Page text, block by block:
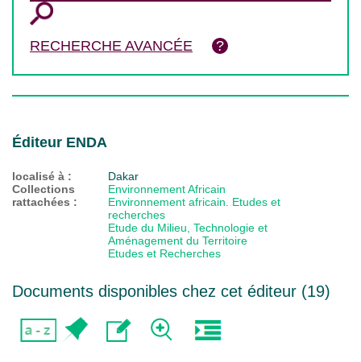
RECHERCHE AVANCÉE
Éditeur ENDA
localisé à :
Dakar
Collections
rattachées :
Environnement Africain
Environnement africain. Etudes et
recherches
Etude du Milieu, Technologie et
Aménagement du Territoire
Etudes et Recherches
Documents disponibles chez cet éditeur (19)